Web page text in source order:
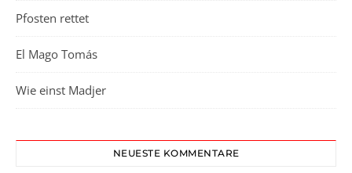
Pfosten rettet
El Mago Tomás
Wie einst Madjer
NEUESTE KOMMENTARE